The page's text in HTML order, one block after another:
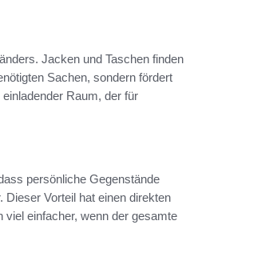
Jacken und Taschen finden
Sachen, sondern fördert
Raum, der für
persönliche Gegenstände
Vorteil hat einen direkten
viel einfacher, wenn der gesamte